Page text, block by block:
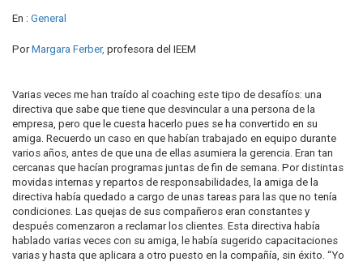
En : General
PorMargara Ferber, profesora del IEEM
Varias veces me han traído al coaching este tipo de desafíos: una
directiva que sabe que tiene que desvincular a una persona de la
empresa, pero que le cuesta hacerlo pues se ha convertido en su
amiga. Recuerdo un caso en que habían trabajado en equipo durante
varios años, antes de que una de ellas asumiera la gerencia. Eran tan
cercanas que hacían programas juntas de fin de semana. Por distintas
movidas internas y repartos de responsabilidades, la amiga de la
directiva había quedado a cargo de unas tareas para las que no tenía
condiciones. Las quejas de sus compañeros eran constantes y
después comenzaron a reclamar los clientes. Esta directiva había
hablado varias veces con su amiga, le había sugerido capacitaciones
varias y hasta que aplicara a otro puesto en la compañía, sin éxito. “Yo